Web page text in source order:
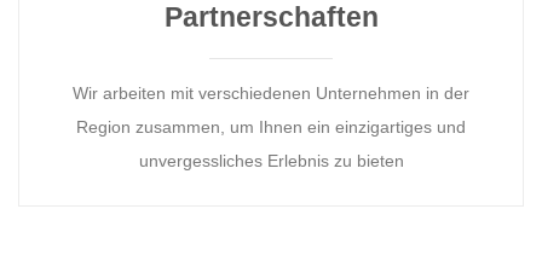
Partnerschaften
Wir arbeiten mit verschiedenen Unternehmen in der
Region zusammen, um Ihnen ein einzigartiges und
unvergessliches Erlebnis zu bieten